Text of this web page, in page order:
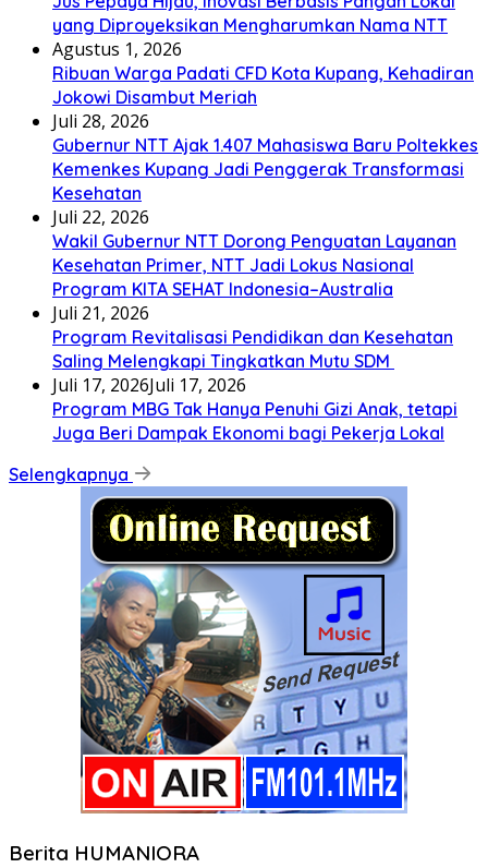
yang Diproyeksikan Mengharumkan Nama NTT
Agustus 1, 2026
Ribuan Warga Padati CFD Kota Kupang, Kehadiran
Jokowi Disambut Meriah
Juli 28, 2026
Gubernur NTT Ajak 1.407 Mahasiswa Baru Poltekkes
Kemenkes Kupang Jadi Penggerak Transformasi
Kesehatan
Juli 22, 2026
Wakil Gubernur NTT Dorong Penguatan Layanan
Kesehatan Primer, NTT Jadi Lokus Nasional
Program KITA SEHAT Indonesia–Australia
Juli 21, 2026
Program Revitalisasi Pendidikan dan Kesehatan
Saling Melengkapi Tingkatkan Mutu SDM
Juli 17, 2026Juli 17, 2026
Program MBG Tak Hanya Penuhi Gizi Anak, tetapi
Juga Beri Dampak Ekonomi bagi Pekerja Lokal
Selengkapnya
Berita HUMANIORA